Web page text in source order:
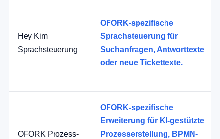
Hey Kim
Sprachsteuerung
OFORK-spezifische
Sprachsteuerung für
Suchanfragen, Antworttexte
oder neue Tickettexte.
OFORK Prozess-
OFORK-spezifische
Erweiterung für KI-gestützte
Prozesserstellung, BPMN-